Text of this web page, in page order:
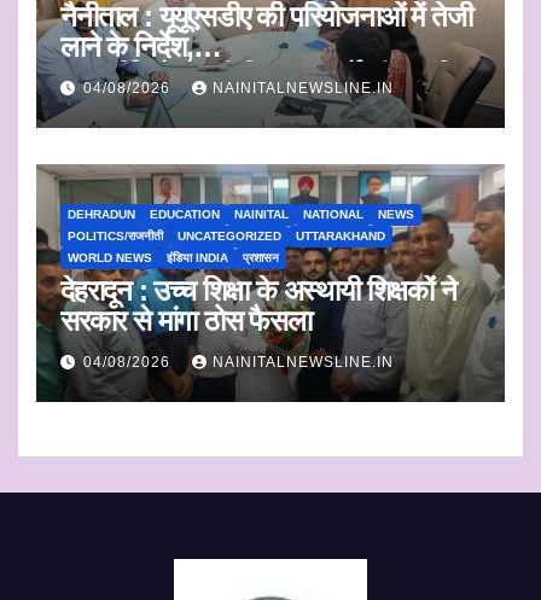
नैनीताल : यूयूएसडीए की परियोजनाओं में तेजी
लाने के निर्देश,
जलापूर्ति और शहरी विकास कार्यों की प्रगति
पर कुमाऊं आयुक्त सख्त
04/08/2026 NAINITALNEWSLINE.IN
DEHRADUN EDUCATION NAINITAL NATIONAL
NEWS
POLITICS/राजनीती
UNCATEGORIZED
UTTARAKHAND
WORLD NEWS
इंडिया INDIA प्रशासन
देहरादून : उच्च शिक्षा के अस्थायी शिक्षकों ने
सरकार से मांगा ठोस फैसला
04/08/2026 NAINITALNEWSLINE.IN